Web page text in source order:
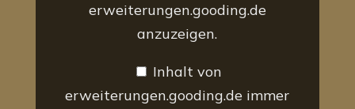
erweiterungen.gooding.de
erweiterungen.gooding.de
anzuzeigen.
Inhalt von
erweiterungen.gooding.de immer